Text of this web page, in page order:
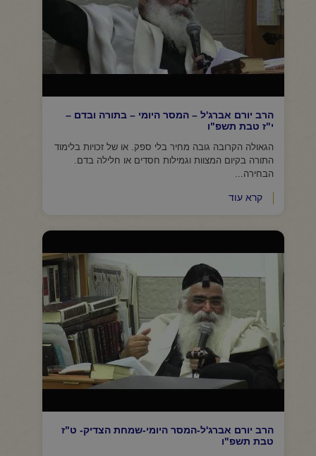
הרב יורם אברג'ל – המסר היומי – בתורה ובדם –
י"ז טבת תשפ"ו
הגאולה הקרובה גובה מחיר בלי ספק. או של זכויות בלימוד
התורה בקיום המצוות וגמילות חסדים או חלילה בדם.
הבחירה...
קרא עוד
הרב יורם אברג'ל-המסר היומי-שמחת הצדיק- ט"ז
טבת תשפ"ו